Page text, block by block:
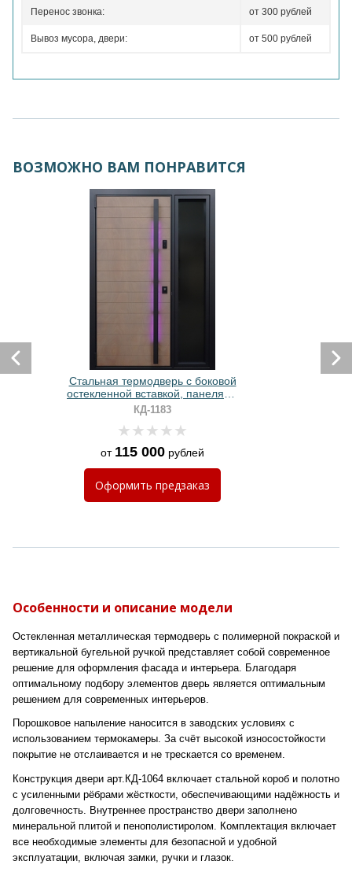
Перенос звонка: от 300 рублей
Вывоз мусора, двери: от 500 рублей
ВОЗМОЖНО ВАМ ПОНРАВИТСЯ
Стальная термодверь с боковой
остекленной вставкой, панелями
МДФ и длинной бугельной
ручкой
КД-1183
от 115 000 рублей
Оформить предзаказ
Особенности и описание модели
Остекленная металлическая термодверь с полимерной покраской и
вертикальной бугельной ручкой представляет собой современное
решение для оформления фасада и интерьера. Благодаря
оптимальному подбору элементов дверь является оптимальным
решением для современных интерьеров.
Порошковое напыление наносится в заводских условиях с
использованием термокамеры. За счёт высокой износостойкости
покрытие не отслаивается и не трескается со временем.
Конструкция двери арт.КД-1064 включает стальной короб и полотно
с усиленными рёбрами жёсткости, обеспечивающими надёжность и
долговечность. Внутреннее пространство двери заполнено
минеральной плитой и пенополистиролом. Комплектация включает
все необходимые элементы для безопасной и удобной
эксплуатации, включая замки, ручки и глазок.